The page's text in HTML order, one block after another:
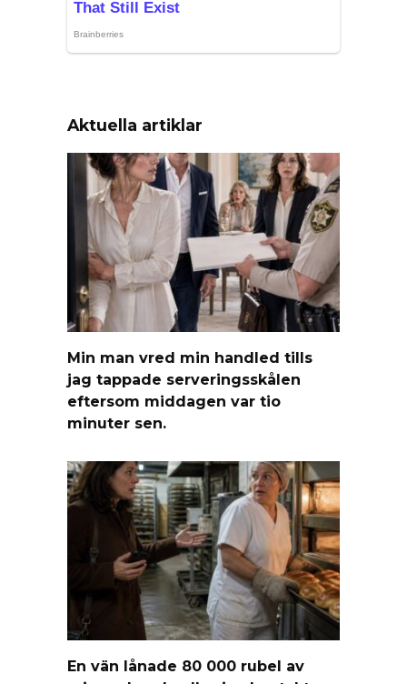
Aktuella artiklar
Min man vred min handled tills
jag tappade serveringsskålen
eftersom middagen var tio
minuter sen.
En vän lånade 80 000 rubel av